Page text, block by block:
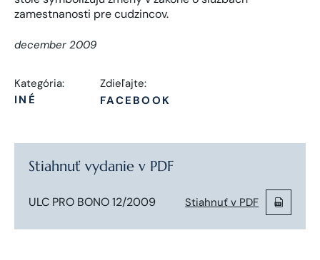
december 2009
Kategória:
INÉ
Zdieľajte:
FACEBOOK
Stiahnuť vydanie v PDF
ULC PRO BONO 12/2009 Stiahnuť v PDF